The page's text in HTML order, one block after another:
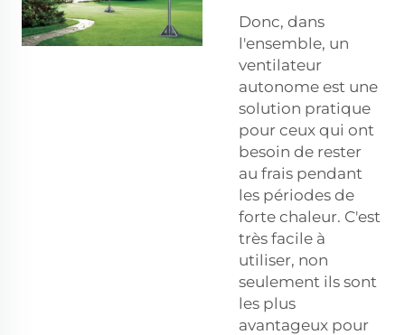
Donc, dans
l'ensemble, un
ventilateur
autonome est une
solution pratique
pour ceux qui ont
besoin de rester
au frais pendant
les périodes de
forte chaleur. C'est
très facile à
utiliser, non
seulement ils sont
les plus
avantageux pour